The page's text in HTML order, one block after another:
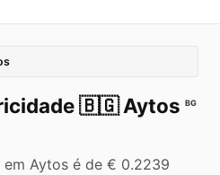
🇧🇬 Aytos BG
Aytos é de € 0.2239